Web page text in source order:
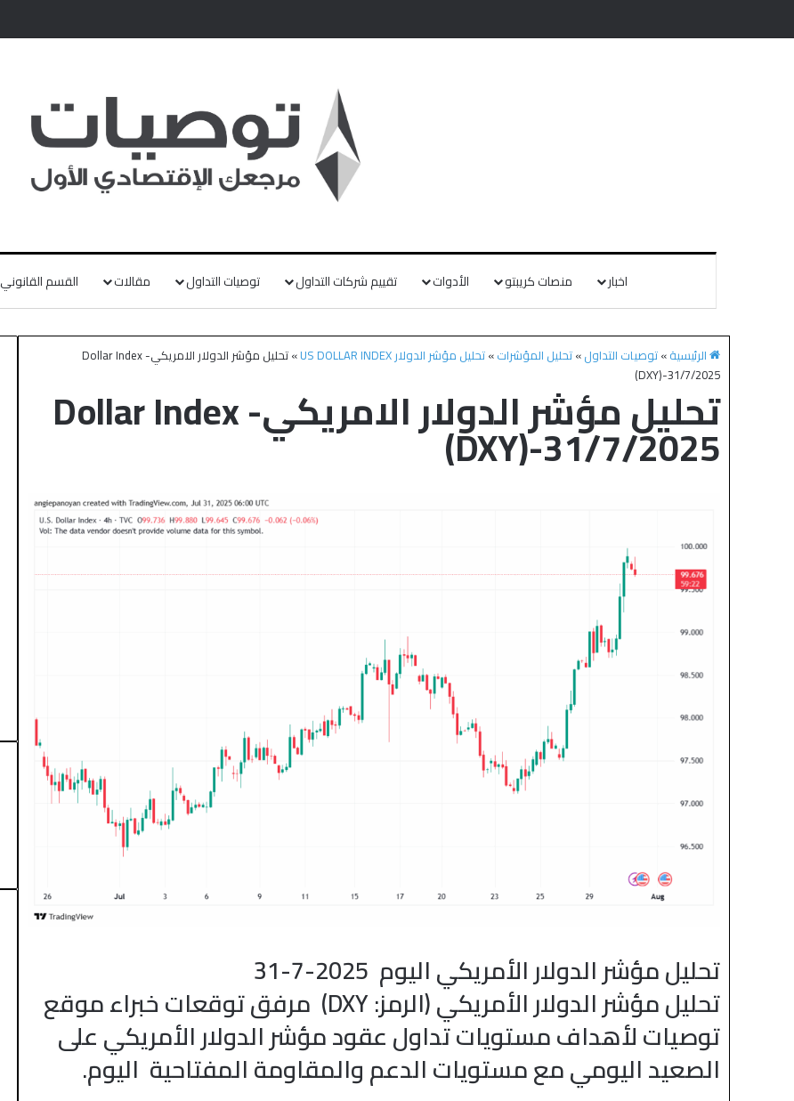
اخبار منصات كريبتو الأدوات تقييم شركات التداول توصيات التداول مقالات القسم القانوني
الرئيسية»توصيات التداول»تحليل المؤشرات»تحليل مؤشر الدولار US DOLLAR INDEX »
تحليل مؤشر الدولار الامريكي- Dollar Index
(DXY)-31/7/2025
تحليل مؤشر الدولار الامريكي- Dollar Index
(DXY)-31/7/2025
تحليل مؤشر الدولار الأمريكي اليوم 2025-7-31
تحليل مؤشر الدولار الأمريكي (الرمز:DXY) مرفق توقعات خبراء موقع
توصيات لأهداف مستويات تداول عقود مؤشر الدولار الأمريكيعلى
الصعيد اليومي مع مستويات الدعم والمقاومة المفتاحية اليوم.
تتراجع بعد موجة صعود قوية الين والدولار يتحركان بحذر وسط ترقب اتفاق
أمريكي إيراني
منذ 48 دقيقة
النفط يتراجع مع تأجيج محادثات إيران وعمان